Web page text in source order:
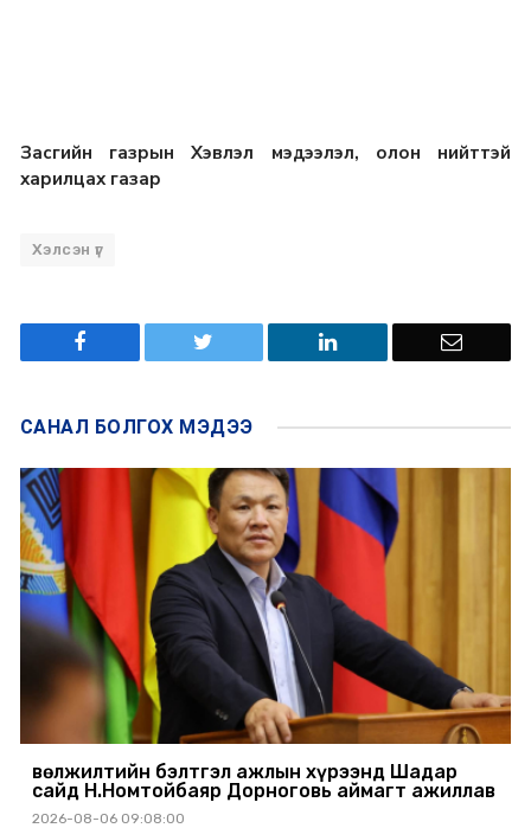
Засгийн газрын Хэвлэл мэдээлэл, олон нийттэй
харилцах газар
Хэлсэн үг
САНАЛ БОЛГОХ МЭДЭЭ
Өвөлжилтийн бэлтгэл ажлын хүрээнд Шадар
сайд Н.Номтойбаяр Дорноговь аймагт ажиллав
2026-08-06 09:08:00